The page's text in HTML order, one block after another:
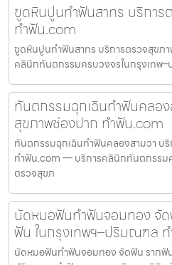
ขูดหินปูนทำฟันสาทร บริการ
ทำฟัน.com
ขูดหินปูนทำฟันสาทร บริการตรวจสุขภ
คลินิกทันตกรรมครบวงจรในกรุงเทพ
ทันตกรรมฉุกเฉินทำฟันคลอ
สุขภาพช่องปาก ทำฟัน.com
ทันตกรรมฉุกเฉินทำฟันคลองสามวา บ
ทำฟัน.com — บริการคลินิกทันตกรรม
ตรวจสุขภ
นัดหมอฟันทำฟันจอมทอง จั
ฟัน ในกรุงเทพฯ–ปริมณฑล
นัดหมอฟันทำฟันจอมทอง จัดฟัน รากฟั